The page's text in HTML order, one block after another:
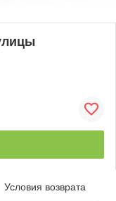
Условия возврата